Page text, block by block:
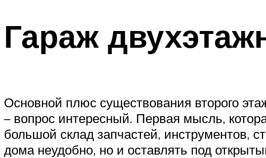
Гараж
Основной плюс существования второго
– вопрос интересный. Первая мысль,
большой склад запчастей, инструментов,
дома неудобно, но и оставлять под